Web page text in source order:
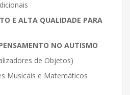
E ALTA QUALIDADE PARA
NO AUTISMO
de Objetos)
Musicais e Matemáticos